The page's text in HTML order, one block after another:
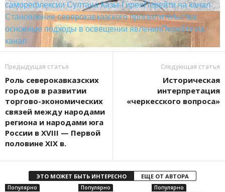
саморефлексии Султана Казы-ГиреяПерейти на канал
Становление северокавказского просветительства:
основные подходы в освещении явленияПерейти на
канал
Предыдущая статья
Роль северокавказских
городов в развитии
торгово-экономических
связей между народами
региона и народами юга
России в XVIII — Первой
половине XIX в.
Следующая статья
Историческая
интерпретация
«черкесского вопроса»
ЭТО МОЖЕТ БЫТЬ ИНТЕРЕСНО ЕЩЕ ОТ АВТОРА
Популярно Популярно Популярно